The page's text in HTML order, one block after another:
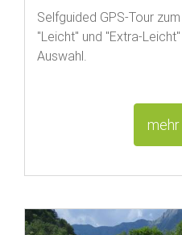
Selfguided GPS-Tour
"Leicht" und "Extra-
Auswahl.